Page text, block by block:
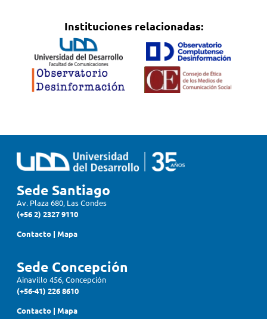
Instituciones relacionadas:
Sede Santiago
Av. Plaza 680, Las Condes
(+56 2) 2327 9110
Contacto | Mapa
Sede Concepción
Ainavillo 456, Concepción
(+56-41) 226 8610
Contacto | Mapa